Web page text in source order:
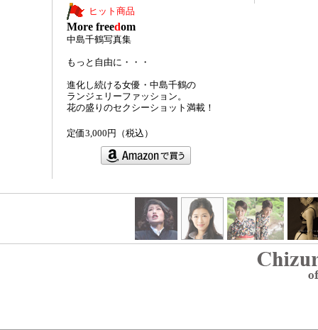
ヒット商品
More freedom
中島千鶴写真集
もっと自由に・・・
進化し続ける女優・中島千鶴の
ランジェリーファッション。
花の盛りのセクシーショット満載！
定価3,000円（税込）